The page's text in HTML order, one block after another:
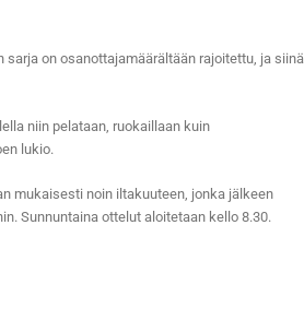
on osanottajamäärältään rajoitettu, ja siinä
niin pelataan, ruokaillaan kuin
lukio.
mukaisesti noin iltakuuteen, jonka jälkeen
Sunnuntaina ottelut aloitetaan kello 8.30.